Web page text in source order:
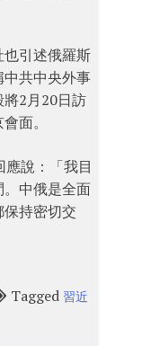
引述俄羅斯
中共中央外事
2月20日訪
面。
說：「我目
中俄是全面
持密切交
Tagged 習近